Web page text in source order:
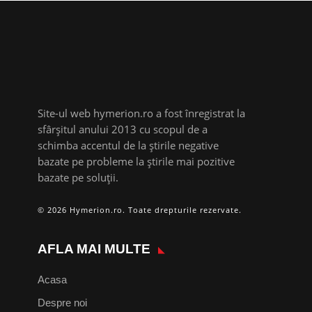
Site-ul web hymerion.ro a fost înregistrat la
sfârșitul anului 2013 cu scopul de a
schimba accentul de la știrile negative
bazate pe probleme la știrile mai pozitive
bazate pe soluții.
© 2026 Hymerion.ro. Toate drepturile rezervate.
AFLA MAI MULTE
Acasa
Despre noi